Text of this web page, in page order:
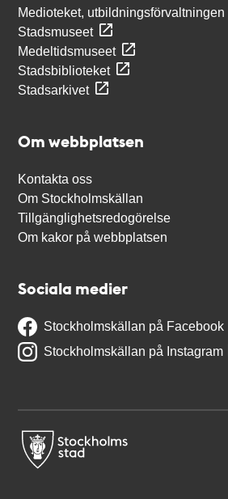
Medioteket, utbildningsförvaltningen
Stadsmuseet
Medeltidsmuseet
Stadsbiblioteket
Stadsarkivet
Om webbplatsen
Kontakta oss
Om Stockholmskällan
Tillgänglighetsredogörelse
Om kakor på webbplatsen
Sociala medier
Stockholmskällan på Facebook
Stockholmskällan på Instagram